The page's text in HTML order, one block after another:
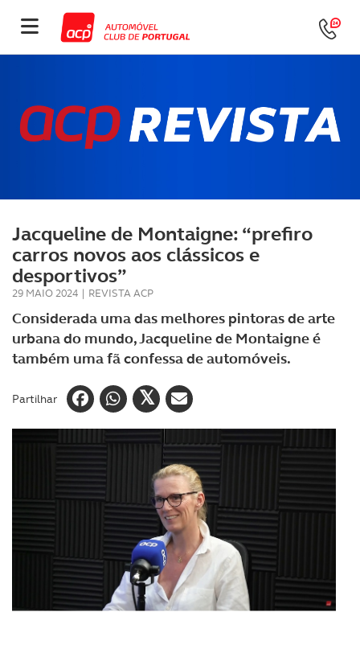
Jacqueline de Montaigne: “prefiro
carros novos aos clássicos e
desportivos”
29 MAIO 2024 | REVISTA ACP
Considerada uma das melhores pintoras de arte
urbana do mundo, Jacqueline de Montaigne é
também uma fã confessa de automóveis.
Partilhar